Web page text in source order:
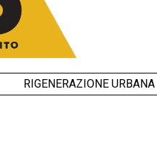
RIGENERAZIONE URBANA